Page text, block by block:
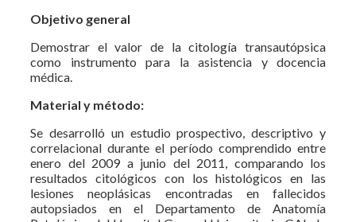
Objetivo general
Demostrar el valor de la citología transautópsica
como instrumento para la asistencia y docencia
médica.
Material y método:
Se desarrolló un estudio prospectivo, descriptivo y
correlacional durante el período comprendido entre
enero del 2009 a junio del 2011, comparando los
resultados citológicos con los histológicos en las
lesiones neoplásicas encontradas en fallecidos
autopsiados en el Departamento de Anatomía